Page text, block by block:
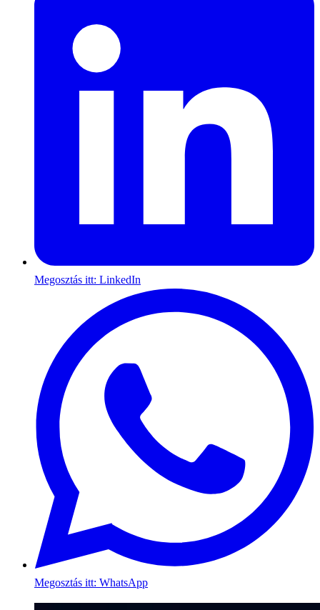
Megosztás itt: LinkedIn
Megosztás itt: WhatsApp